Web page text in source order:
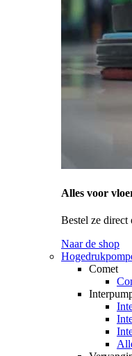
Alles voor
Bestel ze direct
Naar de shop
Comet